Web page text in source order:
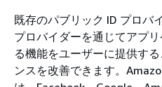
既存のパブリック ID プロバ
プロバイダーを通じてアプ
る機能をユーザーに提供す
ンスを改善できます。